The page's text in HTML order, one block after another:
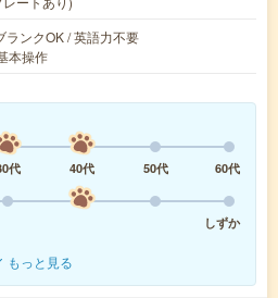
ランクOK / 英語力不要
本操作
代 40代 50代
60代
しずか
もっと見る